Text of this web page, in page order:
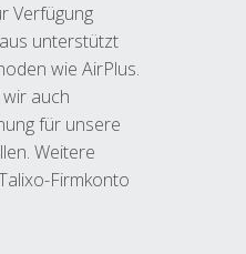
Verfügung
unterstützt
wie AirPlus.
auch
für unsere
Weitere
Firmkonto